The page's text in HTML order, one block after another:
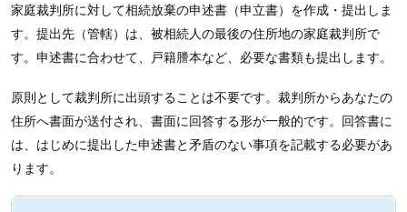
家庭裁判所に対して相続放棄の申述書（申立書）を作成・提出しま
す。提出先（管轄）は、被相続人の最後の住所地の家庭裁判所で
す。申述書に合わせて、戸籍謄本など、必要な書類も提出します。
原則として裁判所に出頭することは不要です。裁判所からあなたの
住所へ書面が送付され、書面に回答する形が一般的です。回答書に
は、はじめに提出した申述書と矛盾のない事項を記載する必要があ
ります。